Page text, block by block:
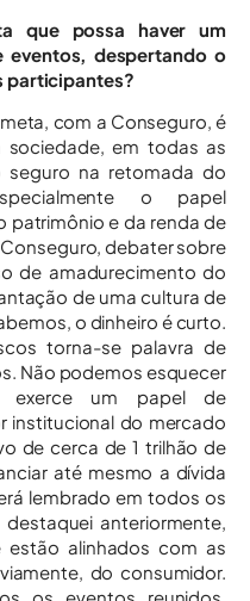
que possa haver um
despertando o
participantes?
com a Conseguro, é
em todas as
seguro na retomada do
o papel
patrimônio e da renda de
debater sobre
de amadurecimento do
de uma cultura de
o dinheiro é curto.
torna-se palavra de
Não podemos esquecer
um papel de
institucional do mercado
de cerca de 1 trilhão de
até mesmo a dívida
lembrado em todos os
anteriormente,
estão alinhados com as
do consumidor.